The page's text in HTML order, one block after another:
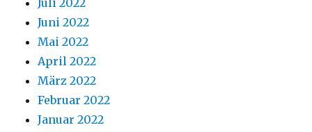
Juli 2022
Juni 2022
Mai 2022
April 2022
März 2022
Februar 2022
Januar 2022